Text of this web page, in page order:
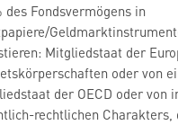
des Fondsvermögens in
Mitgliedstaat der
oder von
der OECD oder von
rechtlichen Charakters,